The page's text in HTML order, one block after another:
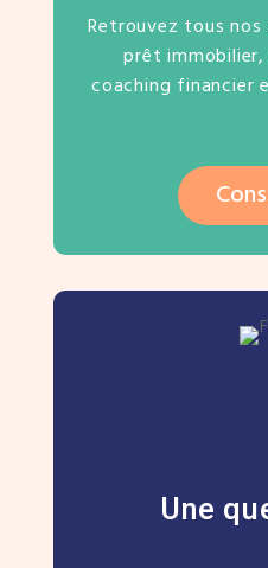
Retrouvez tous
prêt immobilier,
coaching financier
Une